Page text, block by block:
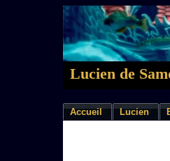
Lucien de
Accueil Lucien